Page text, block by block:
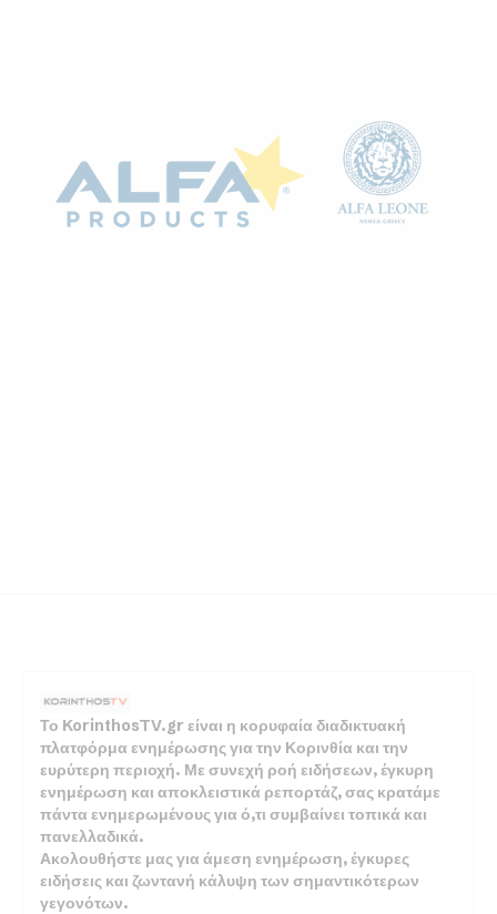
Το KorinthosTV.gr είναι η κορυφαία διαδικτυακή
πλατφόρμα ενημέρωσης για την Κορινθία και την
ευρύτερη περιοχή. Με συνεχή ροή ειδήσεων, έγκυρη
ενημέρωση και αποκλειστικά ρεπορτάζ, σας κρατάμε
πάντα ενημερωμένους για ό,τι συμβαίνει τοπικά και
πανελλαδικά.
Ακολουθήστε μας για άμεση ενημέρωση, έγκυρες
ειδήσεις και ζωντανή κάλυψη των σημαντικότερων
γεγονότων.